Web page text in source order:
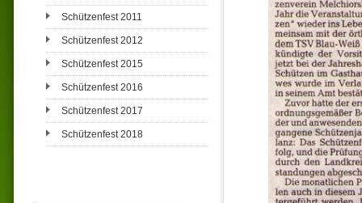
Schützenfest 2011
Schützenfest 2012
Schützenfest 2015
Schützenfest 2016
Schützenfest 2017
Schützenfest 2018